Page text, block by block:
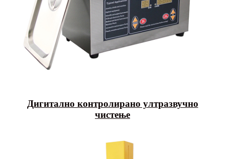
Дигитално контролирано ултразвучно
чистење